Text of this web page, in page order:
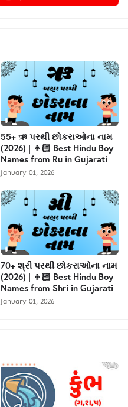
55+ ઋ પરથી છોકરાઓના નામ
(2026) | 👦🏻 Best Hindu Boy
Names from Ru in Gujarati
January 01, 2026
70+ શ્રી પરથી છોકરાઓના નામ
(2026) | 👦🏻 Best Hindu Boy
Names from Shri in Gujarati
January 01, 2026